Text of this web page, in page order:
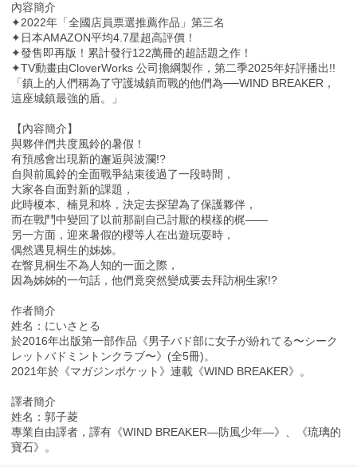
內容簡介
✦2022年「全國店員票選推薦作品」第三名
✦日本AMAZON平均4.7星超高評價！
✦發售即再版！累計發行122萬冊的超話題之作！
✦TV動畫由CloverWorks 公司擔綱製作，第二季2025年好評播出!!
「鎮上的人們稱為了守護城鎮而戰的他們為──WIND BREAKER，
這座城鎮最強的盾。」
【內容簡介】
與夥伴們共度風鈴的暑假！
有預感會出現新的邂逅與波瀾!?
自與前風鈴的全面戰爭結束後過了一段時間，
大家各自面對新的課題，
此時榎本、楠見和柊，決定去探望為了保護夥伴，
而在戰鬥中變回了以前那副自己討厭的模樣的梶——
另一方面，迎來暑假的櫻等人在出遊玩耍時，
偶然遇見桐生的姊姊。
在瞥見桐生不為人知的一面之際，
因為姊姊的一句話，他們竟突然變成要去拜訪桐生家!?
作者簡介
姓名：にいさとる
於2016年出版第一部作品《男子バド部に女子が紛れてる〜シーク
レットバドミントンクラブ〜》(全5冊)。
2021年於《マガジンポケット》連載《WIND BREAKER》。
譯者簡介
姓名：郭子菱
專業自由譯者，譯有《WIND BREAKER—防風少年—》、《琉璃的
寶石》。